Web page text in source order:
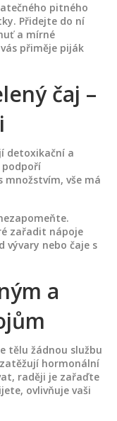
pitného
Přidejte do ní
a mírné
přiměje piják
čaj –
detoxikační a
podpoří
množstvím, vše má
zařadit nápoje
vývary nebo čaje s
a
tělu žádnou službu
hormonální
raději je zařaďte
ovlivňuje vaši